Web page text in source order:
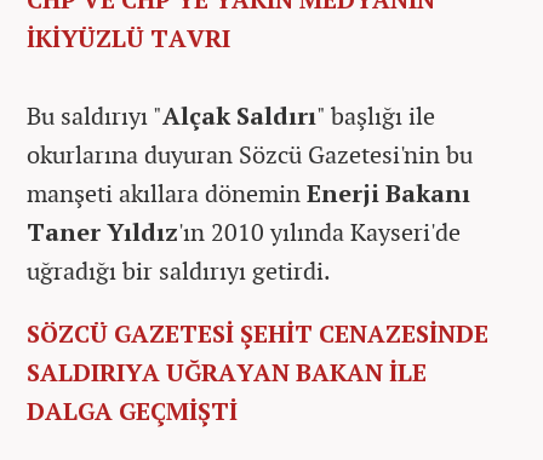
İKİYÜZLÜ TAVRI
Bu saldırıyı "Alçak Saldırı" başlığı ile
okurlarına duyuran Sözcü Gazetesi'nin bu
manşeti akıllara döneminEnerji Bakanı
Taner Yıldız'ın 2010 yılında Kayseri'de
uğradığı bir saldırıyı getirdi.
SÖZCÜ GAZETESİ ŞEHİT CENAZESİNDE
SALDIRIYA UĞRAYAN BAKAN İLE
DALGA GEÇMİŞTİ